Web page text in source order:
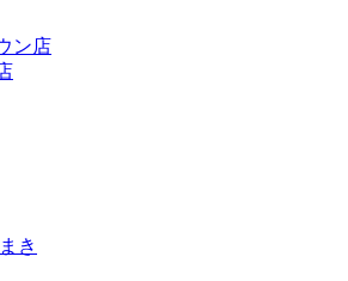
ン店